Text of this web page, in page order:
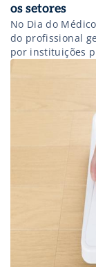
os setores
No Dia do
do profissional
por instituições